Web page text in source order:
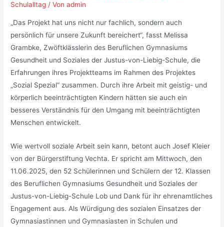
Schulalltag / Vonadmin
„Das Projekt hat uns nicht nur fachlich, sondern auch
persönlich für unsere Zukunft bereichert“, fasst Melissa
Grambke, Zwöftklässlerin des Beruflichen Gymnasiums
Gesundheit und Soziales der Justus-von-Liebig-Schule, die
Erfahrungen ihres Projektteams im Rahmen des Projektes
„Sozial Spezial“ zusammen. Durch ihre Arbeit mit geistig- und
körperlich beeinträchtigten Kindern hätten sie auch ein
besseres Verständnis für den Umgang mit beeinträchtigten
Menschen entwickelt.
Wie wertvoll soziale Arbeit sein kann, betont auch Josef Kleier
von der Bürgerstiftung Vechta. Er spricht am Mittwoch, den
11.06.2025, den 52 Schülerinnen und Schülern der 12. Klassen
des Beruflichen Gymnasiums Gesundheit und Soziales der
Justus-von-Liebig-Schule Lob und Dank für ihr ehrenamtliches
Engagement aus. Als Würdigung des sozialen Einsatzes der
Gymnasiastinnen und Gymnasiasten in Schulen und